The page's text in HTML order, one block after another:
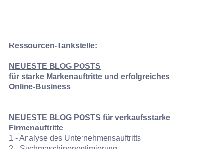
Ressourcen-Tankstelle:
NEUESTE BLOG POSTS
für starke Markenauftritte und erfolgreiches
Online‑Business
NEUESTE BLOG POSTS für verkaufsstarke
Firmenauftritte
1 - Analyse des Unternehmensauftritts